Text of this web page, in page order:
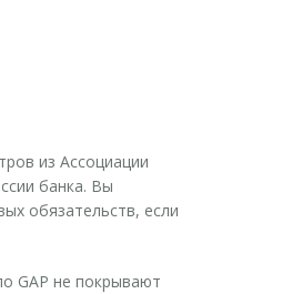
из Ассоциации
банка. Вы
обязательств, если
GAP не покрывают